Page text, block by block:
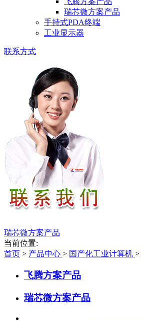
瑞芯微方案产品
手持式PDA终端
工业显示器
联系方式
瑞芯微方案产品
当前位置:
首页 > 产品中心 > 国产化工业计算机 >
飞腾方案产品
瑞芯微方案产品